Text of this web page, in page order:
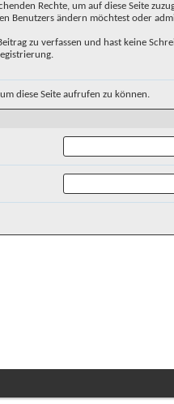
Rechte, um auf diese Seite
Benutzers ändern möchtest oder
zu verfassen und hast keine
diese Seite aufrufen zu können.